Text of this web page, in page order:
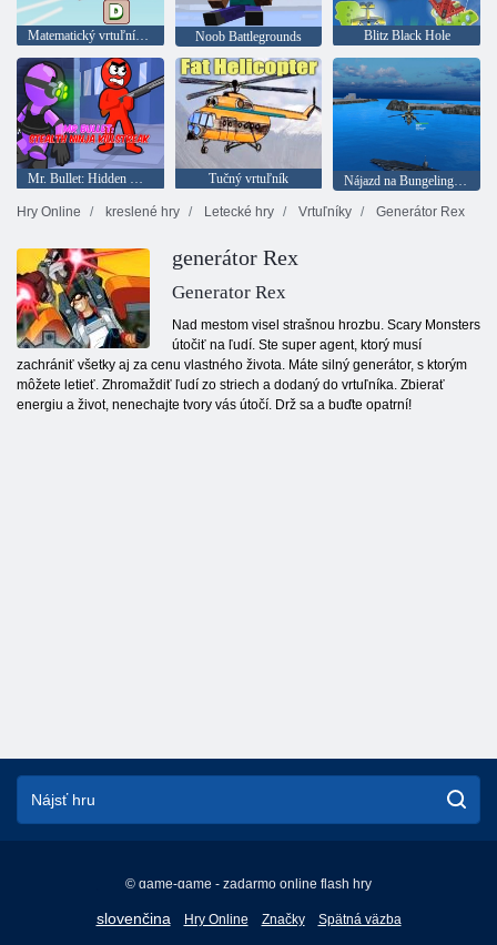
Matematický vrtuľník lietajúce slová Noob Battlegrounds Blitz Black Hole
Mr. Bullet: Hidden Ninja Kill Streak Tučný vrtuľník
Hry Online
kreslené hry Letecké hry Vrtuľníky Generátor Rex
generátor Rex
Generator Rex
Nad mestom visel strašnou hrozbu. Scary Monsters
útočiť na ľudí. Ste super agent, ktorý musí
zachrániť všetky aj za cenu vlastného života. Máte silný generátor, s ktorým
môžete letieť. Zhromaždiť ľudí zo striech a dodaný do vrtuľníka. Zbierať
energiu a život, nenechajte tvory vás útočí. Drž sa a buďte opatrní!
© game-game - zadarmo online flash hry
slovenčina
English
Hry Online Značky Spätná väzba